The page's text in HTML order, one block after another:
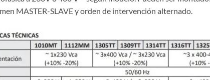
MASTER-SLAVE y orden de intervención alternado.